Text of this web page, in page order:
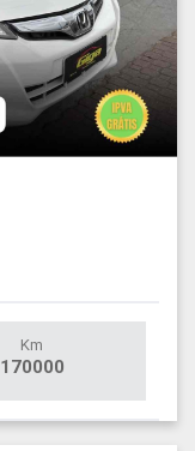
Km
170000